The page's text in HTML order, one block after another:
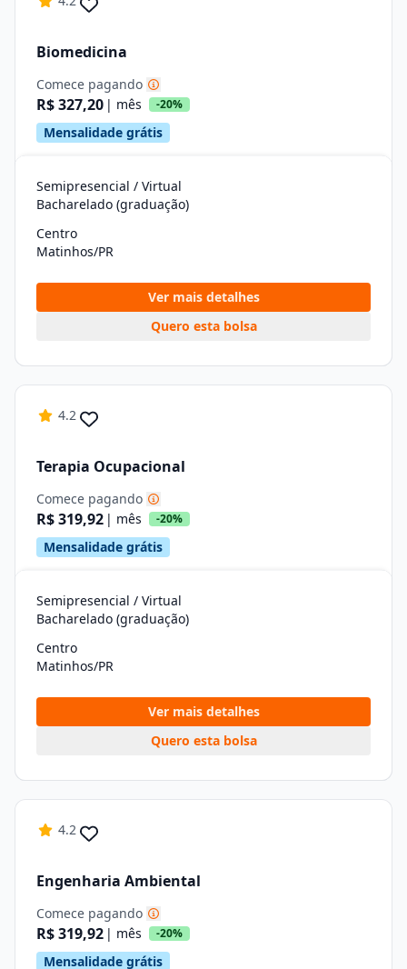
Biomedicina
Comece pagando
R$ 327,20 | mês -20%
Mensalidade grátis
Semipresencial / Virtual
Bacharelado (graduação)
Centro
Matinhos/PR
Ver mais detalhes
Quero esta bolsa
4.2
Terapia Ocupacional
Comece pagando
R$ 319,92 | mês -20%
Mensalidade grátis
Semipresencial / Virtual
Bacharelado (graduação)
Centro
Matinhos/PR
Ver mais detalhes
Quero esta bolsa
4.2
Engenharia Ambiental
Comece pagando
R$ 319,92 | mês -20%
Mensalidade grátis